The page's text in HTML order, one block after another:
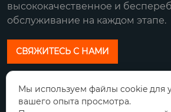
высококачественное и
обслуживание на каждом этапе.
СВЯЖИТЕСЬ С НАМИ
Наш адрес:
Город Сяньян, провинция
Мы используем файлы cookie для
вашего опыта просмотра.